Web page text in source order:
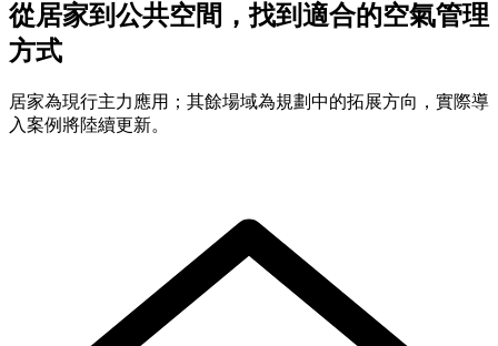
從居家到公共空間，找到適合的空氣管理
方式
居家為現行主力應用；其餘場域為規劃中的拓展方向，實際導
入案例將陸續更新。